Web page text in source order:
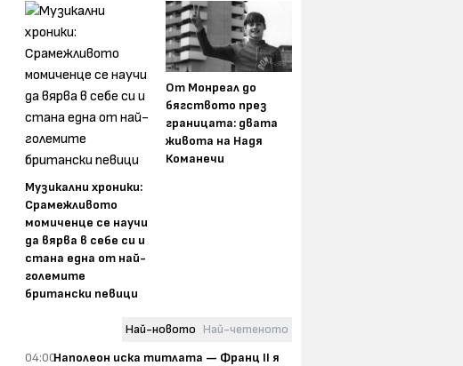
Музикални хроники:
Срамежливото
момиченце се научи
да вярва в себе си и
стана една от най-
големите
британски певици
От Монреал до
бягството през
границата: двата
живота на Надя
Команечи
Най-новото Най-четеното
04:00Наполеон иска титлата — Франц II я